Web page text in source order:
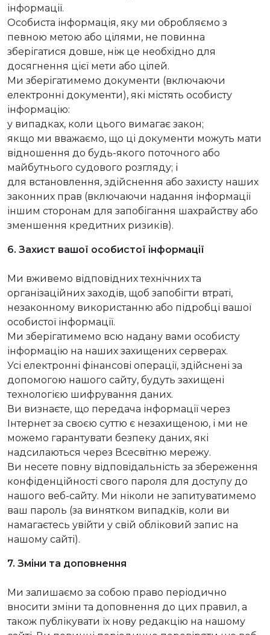
інформації.
Особиста інформація, яку ми обробляємо з
певною метою або цілями, не повинна
зберігатися довше, ніж це необхідно для
досягнення цієї мети або цілей.
Ми зберігатимемо документи (включаючи
електронні документи), які містять особисту
інформацію:
у випадках, коли цього вимагає закон;
якщо ми вважаємо, що ці документи можуть мати
відношення до будь-якого поточного або
майбутнього судового розгляду; і
для встановлення, здійснення або захисту наших
законних прав (включаючи надання інформації
іншим сторонам для запобігання шахрайству або
зменшення кредитних ризиків).
6. Захист вашої особистої інформації
Ми вживемо відповідних технічних та
організаційних заходів, щоб запобігти втраті,
незаконному використанню або підробці вашої
особистої інформації.
Ми зберігатимемо всю надану вами особисту
інформацію на наших захищених серверах.
Усі електронні фінансові операції, здійснені за
допомогою нашого сайту, будуть захищені
технологією шифрування даних.
Ви визнаєте, що передача інформації через
Інтернет за своєю суттю є незахищеною, і ми не
можемо гарантувати безпеку даних, які
надсилаються через Всесвітню мережу.
Ви несете повну відповідальність за збереження
конфіденційності свого пароля для доступу до
нашого веб-сайту. Ми ніколи не запитуватимемо
ваш пароль (за винятком випадків, коли ви
намагаєтесь увійти у свій обліковий запис на
нашому сайті).
7. Зміни та доповнення
Ми залишаємо за собою право періодично
вносити зміни та доповнення до цих правил, а
також публікувати їх нову редакцію на нашому